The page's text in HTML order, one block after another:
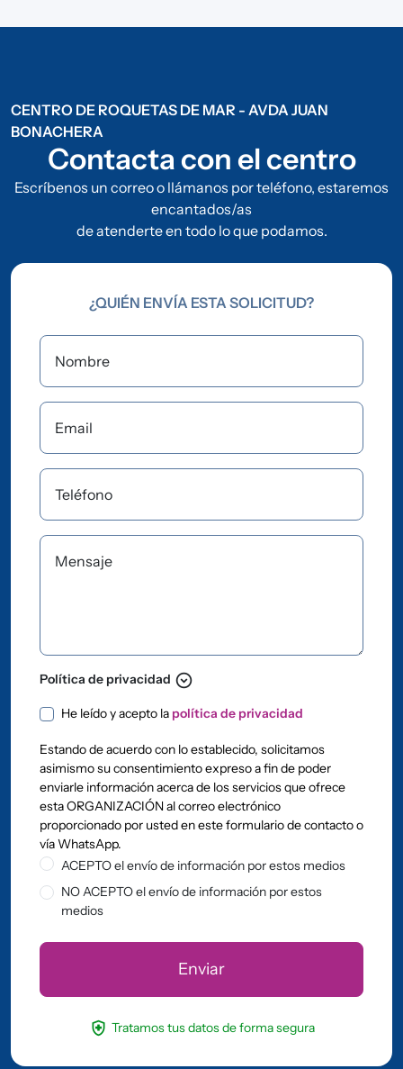
CENTRO DE ROQUETAS DE MAR - AVDA JUAN
BONACHERA
Contacta con el centro
Escríbenos un correo o llámanos por teléfono, estaremos
encantados/as
de atenderte en todo lo que podamos.
¿QUIÉN ENVÍA ESTA SOLICITUD?
Nombre
Email
Teléfono
Mensaje
Política de privacidad expand_circle_down
Política de privacidad
He leído y acepto la política de privacidad
Estando de acuerdo con lo establecido, solicitamos
asimismo su consentimiento expreso a fin de poder
enviarle información acerca de los servicios que ofrece
esta ORGANIZACIÓN al correo electrónico
proporcionado por usted en este formulario de contacto o
vía WhatsApp.
ACEPTO el envío de información por estos medios
NO ACEPTO el envío de información por estos
medios
health_and_safety Tratamos tus datos de forma segura